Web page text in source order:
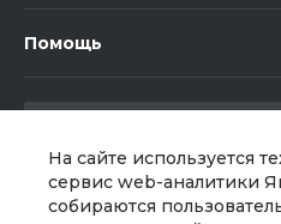
На сайте используется
сервис web-аналитики
собираются
Помощь
Мы в соц.